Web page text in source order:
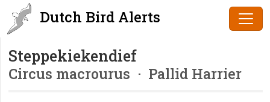
Dutch Bird Alerts
Steppekiekendief
Circus macrourus · Pallid Harrier